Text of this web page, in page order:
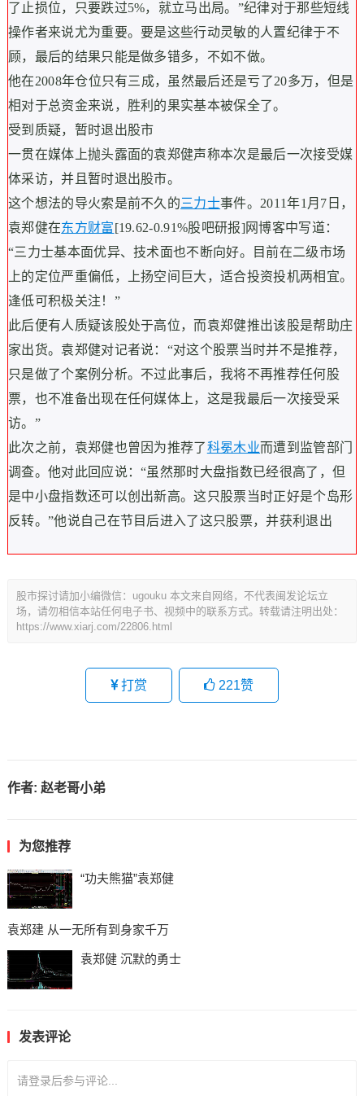
了止损位，只要跌过5%，就立马出局。”纪律对于那些短线
操作者来说尤为重要。要是这些行动灵敏的人置纪律于不
顾，最后的结果只能是做多错多，不如不做。
他在2008年仓位只有三成，虽然最后还是亏了20多万，但是
相对于总资金来说，胜利的果实基本被保全了。
受到质疑，暂时退出股市
一贯在媒体上抛头露面的袁郑健声称本次是最后一次接受媒
体采访，并且暂时退出股市。
这个想法的导火索是前不久的三力士事件。2011年1月7日，
袁郑健在东方财富[19.62-0.91%股吧研报]网博客中写道：
“三力士基本面优异、技术面也不断向好。目前在二级市场
上的定位严重偏低，上扬空间巨大，适合投资投机两相宜。
逢低可积极关注！”
此后便有人质疑该股处于高位，而袁郑健推出该股是帮助庄
家出货。袁郑健对记者说：“对这个股票当时并不是推荐，
只是做了个案例分析。不过此事后，我将不再推荐任何股
票，也不准备出现在任何媒体上，这是我最后一次接受采
访。”
此次之前，袁郑健也曾因为推荐了科冕木业而遭到监管部门
调查。他对此回应说：“虽然那时大盘指数已经很高了，但
是中小盘指数还可以创出新高。这只股票当时正好是个岛形
反转。”他说自己在节目后进入了这只股票，并获利退出
股市探讨请加小编微信：ugouku 本文来自网络，不代表闽发论坛立
场，请勿相信本站任何电子书、视频中的联系方式。转载请注明出处：
https://www.xiarj.com/22806.html
打赏 221赞
作者: 赵老哥小弟
为您推荐
“功夫熊猫”袁郑健
袁郑建 从一无所有到身家千万
袁郑健 沉默的勇士
发表评论
请登录后参与评论...